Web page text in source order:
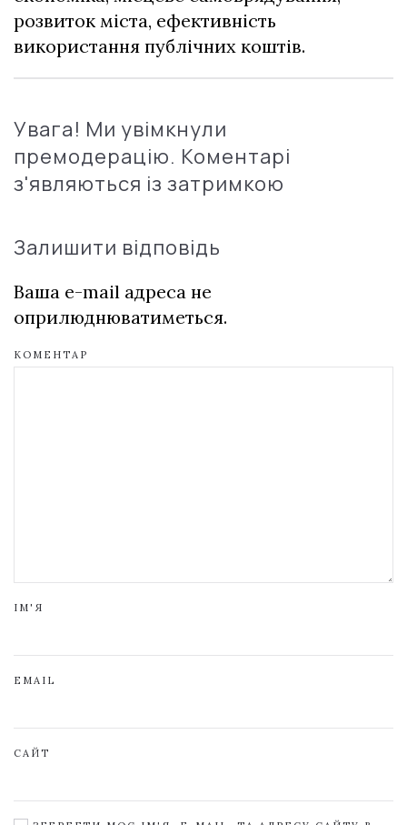
розвиток міста, ефективність
використання публічних коштів.
Увага! Ми увімкнули
премодерацію. Коментарі
з'являються із затримкою
Залишити відповідь
Ваша e-mail адреса не
оприлюднюватиметься.
КОМЕНТАР
ІМ'Я
EMAIL
САЙТ